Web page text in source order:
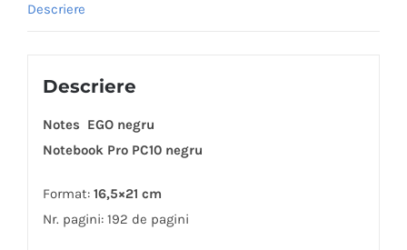
Descriere
Descriere
Notes EGO negru
Notebook Pro PC10 negru
Format: 16,5×21 cm
Nr. pagini: 192 de pagini